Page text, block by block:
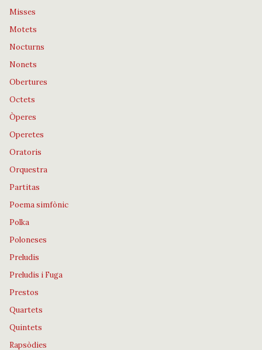
Misses
Motets
Nocturns
Nonets
Obertures
Octets
Òperes
Operetes
Oratoris
Orquestra
Partitas
Poema simfònic
Polka
Poloneses
Preludis
Preludis i Fuga
Prestos
Quartets
Quintets
Rapsòdies